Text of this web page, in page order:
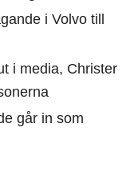
i Volvo till
i media, Christer
går in som